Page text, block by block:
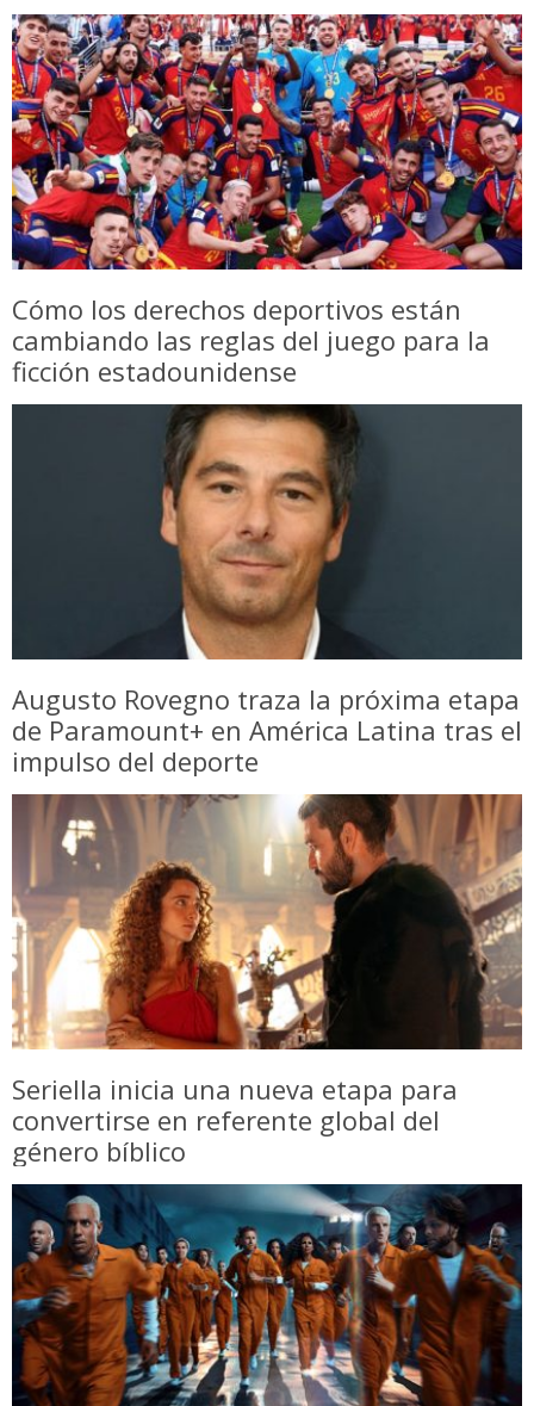
Cómo los derechos deportivos están
cambiando las reglas del juego para la
ficción estadounidense
Augusto Rovegno traza la próxima etapa
de Paramount+ en América Latina tras el
impulso del deporte
Seriella inicia una nueva etapa para
convertirse en referente global del
género bíblico